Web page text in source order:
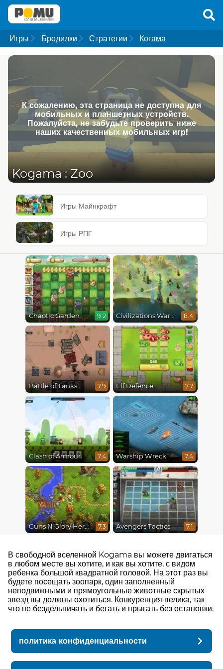
Игры Бродилки Стратегии Когама
К сожалению, эта страница не доступна для
мобильных и планшетных устройств.
Пожалуйста, не забудьте проверить ниже
наших качественных мобильных игр!
Kogama : Zoo
Игры Майнкрафт
Игры РПГ
Chaotic Garden 9.2 Civilizations Wars Master Edition 8.4
Battle of Tanks 7.9 Elf Defence 7.7
Clash of Armour 7.4 Warship Wreck 7.4
Guns N Glory Heroes 7.3 Avengers Tactics 7.1
В свободной вселенной Kogama вы можете двигаться
в любом месте вы хотите, и как вы хотите, с видом
ребенка большой квадратной головой. На этот раз вы
будете посещать зоопарк, один заполненный
неподвижными и прямоугольные животные скрытых
звезд вы должны охотиться. Конкуренция велика, так
что не бездельничать и бегать и прыгать без остановки.
политика конфиденциальности